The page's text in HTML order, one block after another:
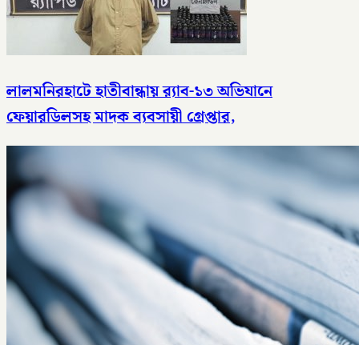
লালমনিরহাটে হাতীবান্ধায় র‌্যাব-১৩ অভিযানে
ফেয়ারডিলসহ মাদক ব্যবসায়ী গ্রেপ্তার,